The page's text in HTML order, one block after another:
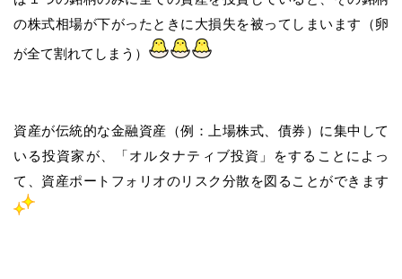
の株式相場が下がったときに大損失を被ってしまいます（卵
が全て割れてしまう）
資産が伝統的な金融資産（例：上場株式、債券）に集中して
いる投資家が、「オルタナティブ投資」をすることによっ
て、資産ポートフォリオのリスク分散を図ることができます